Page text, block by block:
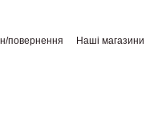
повернення Наші магазини